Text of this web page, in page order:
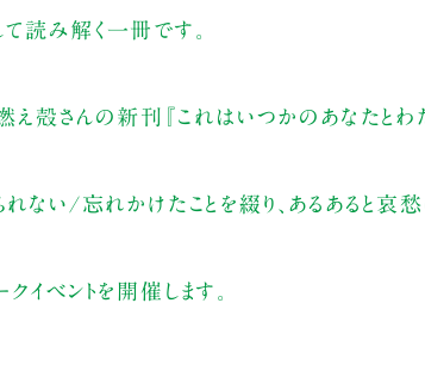
読み解く一冊です。
え殻さんの新刊『これはいつかのあなたとわ
ない/忘れかけたことを綴り、あるあると哀
イベントを開催します。